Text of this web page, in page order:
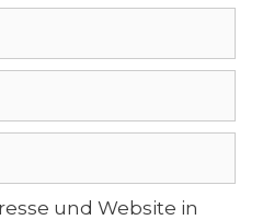
und Website in